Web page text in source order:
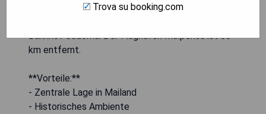
Es stehen fünf Exekutivebenen zur Verfügung,
Bahnhof Cadorna. Der Flughafen Malpensa ist 50
km entfernt.
**Vorteile:**
- Zentrale Lage in Mailand
- Historisches Ambiente
Trova su booking.com